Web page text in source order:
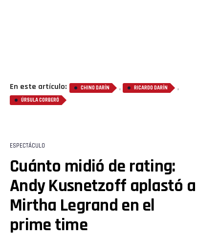
En este artículo: CHINO DARÍN , RICARDO DARÍN ,
ÚRSULA CORBERÓ
ESPECTÁCULO
Cuánto midió de rating:
Andy Kusnetzoff aplastó a
Mirtha Legrand en el
prime time
Pinterest
Whatsapp
Email